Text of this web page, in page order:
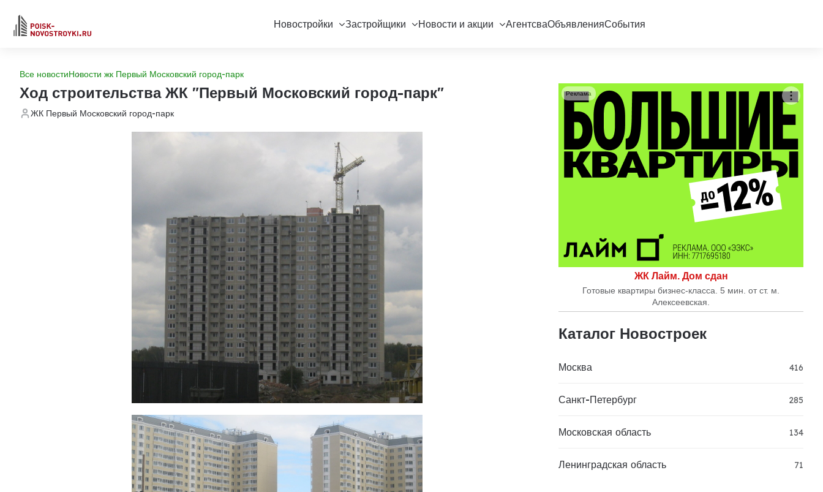
Новостройки Застройщики Новости и акции АгентсваОбъявленияСобытия
Все новостиНовости жк Первый Московский город-парк
Ход строительства ЖК "Первый Московский город-парк"
ЖК Первый Московский город-парк
ЖК Лайм. Дом сдан
Готовые квартиры бизнес-класса. 5 мин. от ст. м.
Алексеевская.
Реклама
Каталог Новостроек
Москва 416
Санкт-Петербург 285
Московская область 134
Ленинградская область 71